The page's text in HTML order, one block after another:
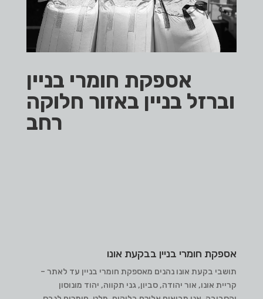
אספקת חומרי בניין
וברזל בניין באזור חלוקה
רחב
אספקת חומרי בניין בבקעת אונו
תושבי בקעת אונו נהנים מאספקת חומרי בניין עד לאתר –
קריית אונו, אור יהודה, סביון, גני תקווה, יהוד מונוסון